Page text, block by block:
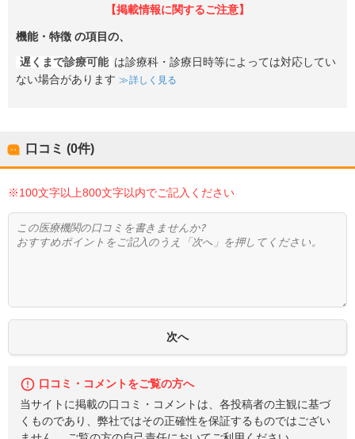
【掲載情報に関するご注意】
機能・特徴 の項目の、
遅くまで診療可能 は診療科・診療日時等によっては対応してい
ない場合があります
詳しく見る
口コミ (0件)
※100文字以上800文字以内でご記入ください
口コミ・コメントをご覧の方へ
当サイトに掲載の口コミ・コメントは、各投稿者の主観に基づ
くものであり、弊社ではその正確性を保証するものではござい